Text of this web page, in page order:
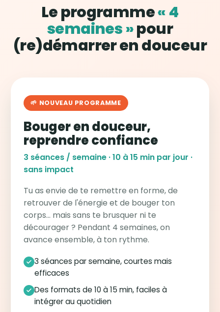
Le programme« 4
semaines »pour
(re)démarrer en douceur
🌱 NOUVEAU PROGRAMME
Bouger en douceur,
reprendre confiance
3 séances / semaine · 10 à 15 min par jour ·
sans impact
Tu as envie de te remettre en forme, de
retrouver de l'énergie et de bouger ton
corps… mais sans te brusquer ni te
décourager ? Pendant 4 semaines, on
avance ensemble, à ton rythme.
3 séances par semaine, courtes mais
efficaces
Des formats de 10 à 15 min, faciles à
intégrer au quotidien